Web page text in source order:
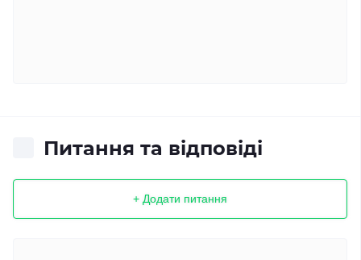
Питання та відповіді
+ Додати питання